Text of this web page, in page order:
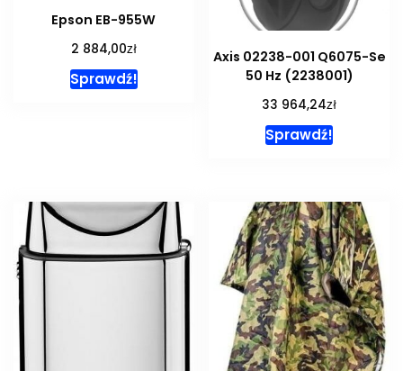
Epson EB-955W
2 884,00zł
Sprawdź!
Axis 02238-001 Q6075-Se
50 Hz (2238001)
33 964,24zł
Sprawdź!